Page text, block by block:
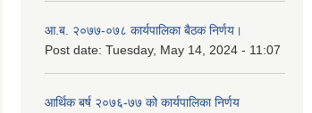
आ.ब. २०७७-०७८ कार्यपालिका बैठक निर्णय।
Post date: Tuesday, May 14, 2024 - 11:07
आर्थिक बर्ष २०७६-७७ को कार्यपालिका निर्णय